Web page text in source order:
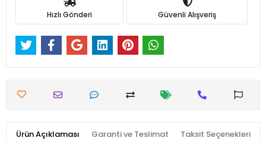
Hızlı Gönderi Güvenli Alışveriş
Ürün Açıklaması Garanti ve Teslimat Taksit Seçenekleri